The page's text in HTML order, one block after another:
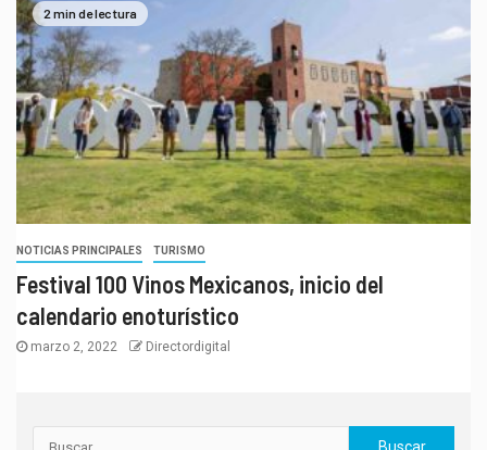
2 min de lectura
NOTICIAS PRINCIPALES TURISMO
Festival 100 Vinos Mexicanos, inicio del
calendario enoturístico
marzo 2, 2022 Directordigital